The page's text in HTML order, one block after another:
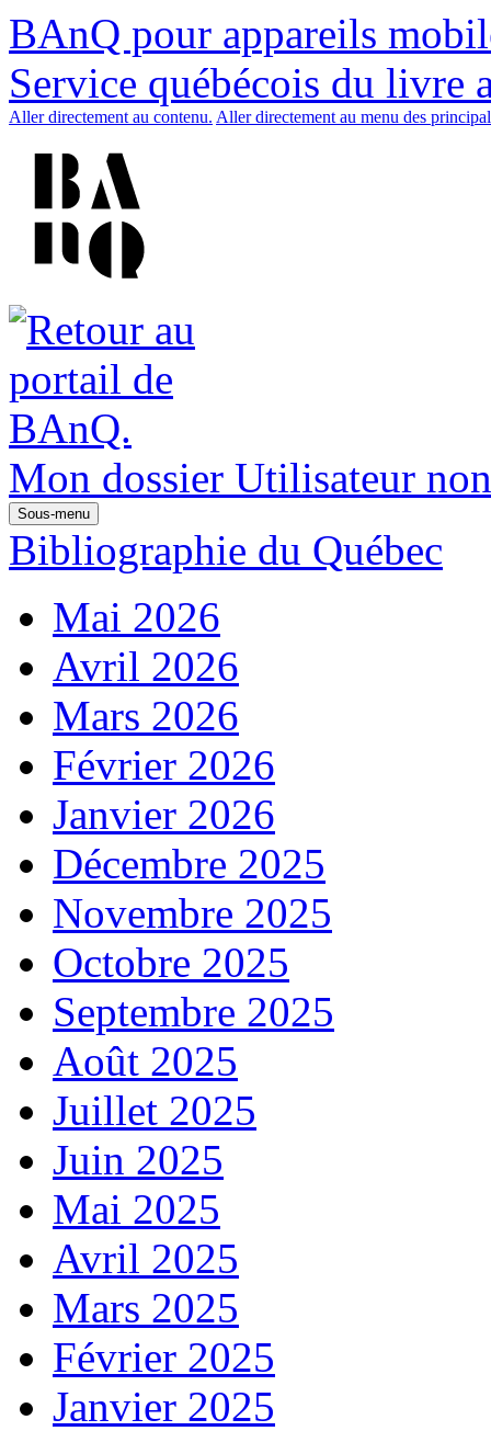
BAnQ pour appareils
Service québécois du livre
Aller directement au contenu. Aller directement au menu des
Mon dossier Utilisateur
Sous-menu
Bibliographie du Québec
Mai 2026
Avril 2026
Mars 2026
Février 2026
Janvier 2026
Décembre 2025
Novembre 2025
Octobre 2025
Septembre 2025
Août 2025
Juillet 2025
Juin 2025
Mai 2025
Avril 2025
Mars 2025
Février 2025
Janvier 2025